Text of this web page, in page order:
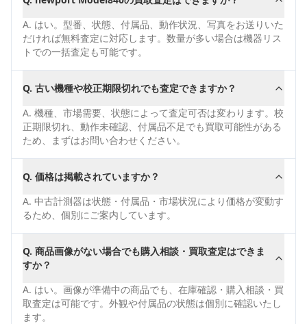
A. はい。型番、状態、付属品、動作状況、写真をお送りいた
だければ無料査定に対応します。数量が多い場合は機器リス
トでの一括査定も可能です。
Q. 古い機種や校正期限切れでも査定できますか？
A. 機種、市場需要、状態によって査定可否は変わります。校
正期限切れ、動作未確認、付属品不足でも買取可能性がある
ため、まずはお問い合わせください。
Q. 価格は掲載されていますか？
A. 中古計測器は状態・付属品・市場状況により価格が変動す
るため、個別にご案内しています。
Q. 商品画像がない場合でも購入相談・買取査定はできま
すか？
A. はい。画像が準備中の商品でも、在庫確認・購入相談・買
取査定は可能です。外観や付属品の状態は個別に確認いたし
ます。